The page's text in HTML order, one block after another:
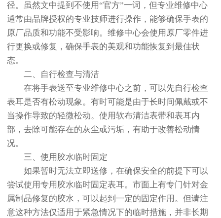
径。虽然文中提到不使用“官方”一词，但专业维修中心
通常由品牌授权的专业技师进行操作，能够确保手表的
原厂品质和功能不受影响。维修中心会使用原厂零件进
行更换或修复，确保手表的美观和功能恢复到最佳状
态。
二、自行检查与清洁
在将手表送至专业维修中心之前，可以先自行检查
表耳是否有松动现象。有时可能是由于长时间佩戴或不
当操作导致的轻微松动。使用软布清洁表带和表耳内
部，去除可能存在的灰尘或污垢，有助于改善松动情
况。
三、使用胶水临时固定
如果暂时无法立即送修，在确保安全的前提下可以
尝试使用专用胶水临时固定表耳。市面上有专门针对金
属制品修复的胶水，可以起到一定的固定作用。但请注
意这种方法仅适用于紧急情况下的临时措施，并非长期